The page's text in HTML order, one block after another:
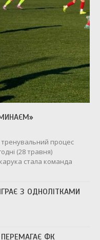
процес
(28 травня)
стала команда
З ОДНОЛІТКАМИ
ФК